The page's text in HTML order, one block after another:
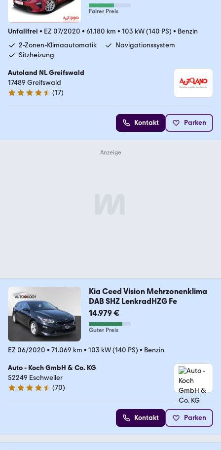
Fairer Preis
Unfallfrei • EZ 07/2020 • 61.180 km • 103 kW (140 PS) • Benzin
2-Zonen-Klimaautomatik
Navigationssystem
Sitzheizung
Autoland NL Greifswald
17489 Greifswald
4.7 Sterne
(17)
Kontakt Parken
Kia Ceed Vision Mehrzonenklima
DAB SHZ LenkradHZG Fe
14.979 €
Guter Preis
EZ 06/2020 • 71.069 km • 103 kW (140 PS) • Benzin
Auto - Koch GmbH & Co. KG
52249 Eschweiler
4.6 Sterne
(70)
Kontakt Parken